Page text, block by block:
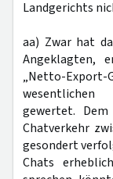
Landgerichts
aa) Zwar hat
Angeklagten,
„Netto-
gewertet.
Chatverkehr
gesondert
Chats